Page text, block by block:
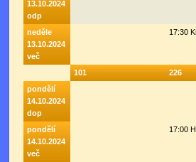
13.10.2024
odp
neděle
13.10.2024
več
17:30
101
226
pondělí
14.10.2024
dop
pondělí
14.10.2024
več
17:00